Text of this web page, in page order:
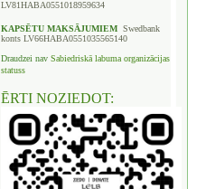
LV81HABA0551018959634
KAPSĒTU MAKSĀJUMIEM Swedbank
konts LV66HABA0551035565140
Draudzei nav Sabiedriskā labuma organizācijas
statuss
ĒRTI NOZIEDOT: